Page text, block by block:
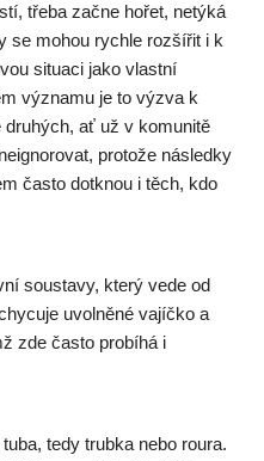
třeba začne hořet, netýká
se mohou rychle rozšířit i k
situaci jako vlastní
významu je to výzva k
ať už v komunitě
protože následky
často dotknou i těch, kdo
soustavy, který vede od
uvolněné vajíčko a
zde často probíhá i
tedy trubka nebo roura.